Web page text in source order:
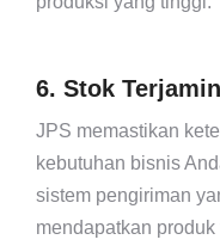
6. Stok
JPS memastikan
kebutuhan bisnis
sistem pengiriman
mendapatkan